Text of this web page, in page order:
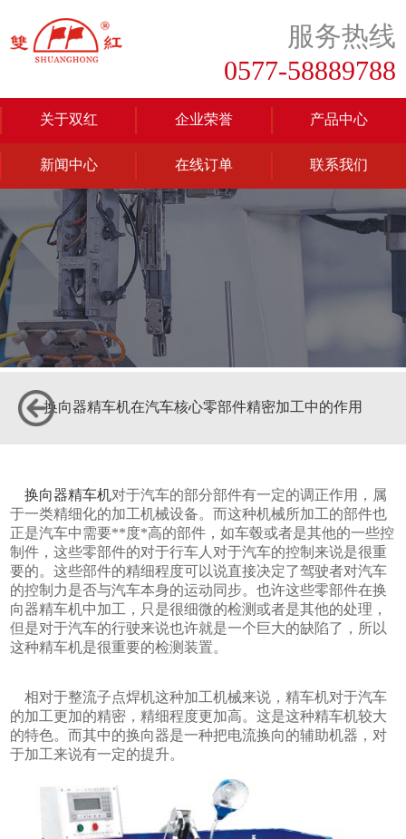
服务热线
0577-58889788
关于双红 企业荣誉 产品中心
新闻中心 在线订单 联系我们
换向器精车机在汽车核心零部件精密加工中的作用
换向器精车机对于汽车的部分部件有一定的调正作用，属
于一类精细化的加工机械设备。而这种机械所加工的部件也
正是汽车中需要**度*高的部件，如车毂或者是其他的一些控
制件，这些零部件的对于行车人对于汽车的控制来说是很重
要的。这些部件的精细程度可以说直接决定了驾驶者对汽车
的控制力是否与汽车本身的运动同步。也许这些零部件在换
向器精车机中加工，只是很细微的检测或者是其他的处理，
但是对于汽车的行驶来说也许就是一个巨大的缺陷了，所以
这种精车机是很重要的检测装置。
相对于整流子点焊机这种加工机械来说，精车机对于汽车
的加工更加的精密，精细程度更加高。这是这种精车机较大
的特色。而其中的换向器是一种把电流换向的辅助机器，对
于加工来说有一定的提升。